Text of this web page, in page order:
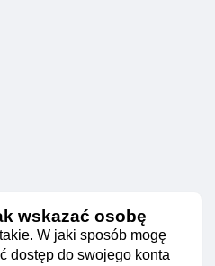
wskazać osobę
W jaki sposób mogę
dostęp do swojego konta